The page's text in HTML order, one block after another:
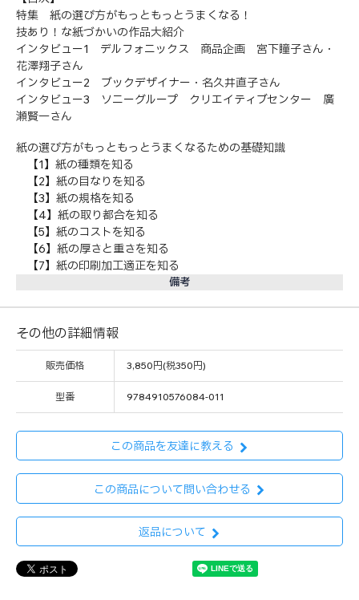
特集 紙の選び方がもっともっとうまくなる！
技あり！な紙づかいの作品大紹介
インタビュー1 デルフォニックス 商品企画 宮下瞳子さん・
花澤翔子さん
インタビュー2 ブックデザイナー・名久井直子さん
インタビュー3 ソニーグループ クリエイティブセンター 廣
瀬賢一さん
紙の選び方がもっともっとうまくなるための基礎知識
【1】紙の種類を知る
【2】紙の目なりを知る
【3】紙の規格を知る
【4】紙の取り都合を知る
【5】紙のコストを知る
【6】紙の厚さと重さを知る
【7】紙の印刷加工適正を知る
備考
その他の詳細情報
販売価格 3,850円(税350円)
型番 9784910576084-011
この商品を友達に教える
この商品について問い合わせる
返品について